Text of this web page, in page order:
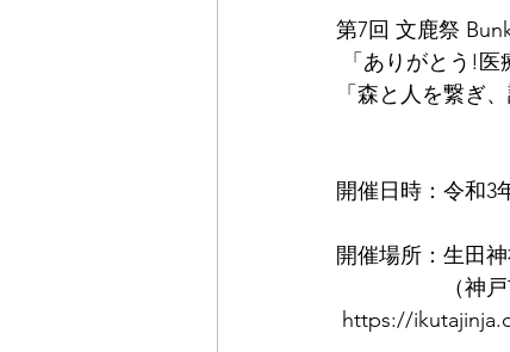
第7回 文鹿祭
「ありがとう!医
「森と人を繋ぎ
開催日時：令和3
開催場所：生田
（神戸市中
https://